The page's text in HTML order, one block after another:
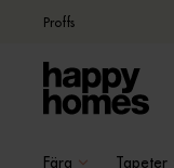
Proffs
Färg Tapeter